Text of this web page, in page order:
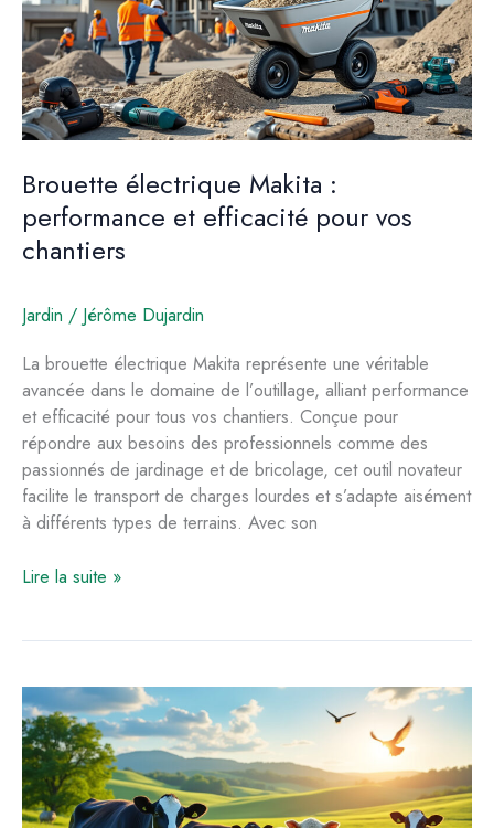
Brouette électrique Makita :
performance et efficacité pour vos
chantiers
Jardin / Jérôme Dujardin
La brouette électrique Makita représente une véritable
avancée dans le domaine de l’outillage, alliant performance
et efficacité pour tous vos chantiers. Conçue pour
répondre aux besoins des professionnels comme des
passionnés de jardinage et de bricolage, cet outil novateur
facilite le transport de charges lourdes et s’adapte aisément
à différents types de terrains. Avec son
Brouette
performance
et
efficacité
pour
vos
chantiers
Lire la suite »